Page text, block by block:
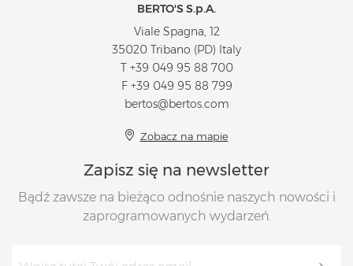
BERTO'S S.p.A.
Viale Spagna, 12
35020 Tribano (PD) Italy
T +39 049 95 88 700
F +39 049 95 88 799
bertos@bertos.com
Zobacz na mapie
Zapisz się na newsletter
Bądź zawsze na bieżąco odnośnie naszych nowości i
zaprogramowanych wydarzeń.